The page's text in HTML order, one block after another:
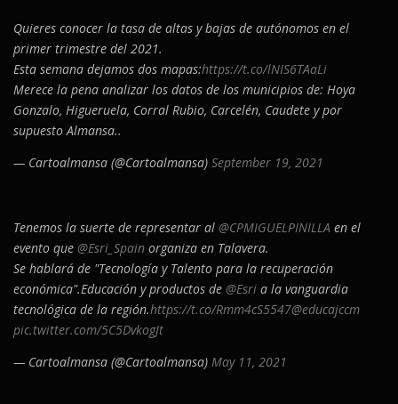
Quieres conocer la tasa de altas y bajas de autónomos en el
primer trimestre del 2021.
Esta semana dejamos dos mapas:https://t.co/lNIS6TAaLi
Merece la pena analizar los datos de los municipios de: Hoya
Gonzalo, Higueruela, Corral Rubio, Carcelén, Caudete y por
supuesto Almansa..
— Cartoalmansa (@Cartoalmansa) September 19, 2021
Tenemos la suerte de representar al @CPMIGUELPINILLA en el
evento que @Esri_Spain organiza en Talavera.
Se hablará de "Tecnología y Talento para la recuperación
económica".Educación y productos de @Esri a la vanguardia
tecnológica de la región.https://t.co/Rmm4cS5547@educajccm
pic.twitter.com/5C5DvkogJt
— Cartoalmansa (@Cartoalmansa) May 11, 2021